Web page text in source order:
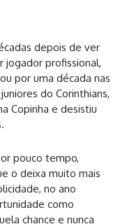
depois de ver
jogador profissional,
por uma década nas
do Corinthians,
Copinha e desistiu
pouco tempo,
o deixa muito mais
no ano
como
chance e nunca